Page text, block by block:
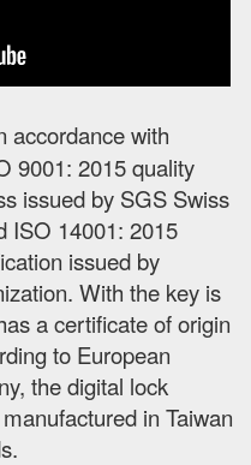
accordance with
9001: 2015 quality
issued by SGS Swiss
ISO 14001: 2015
issued by
With the key is
a certificate of origin
to European
the digital lock
in Taiwan